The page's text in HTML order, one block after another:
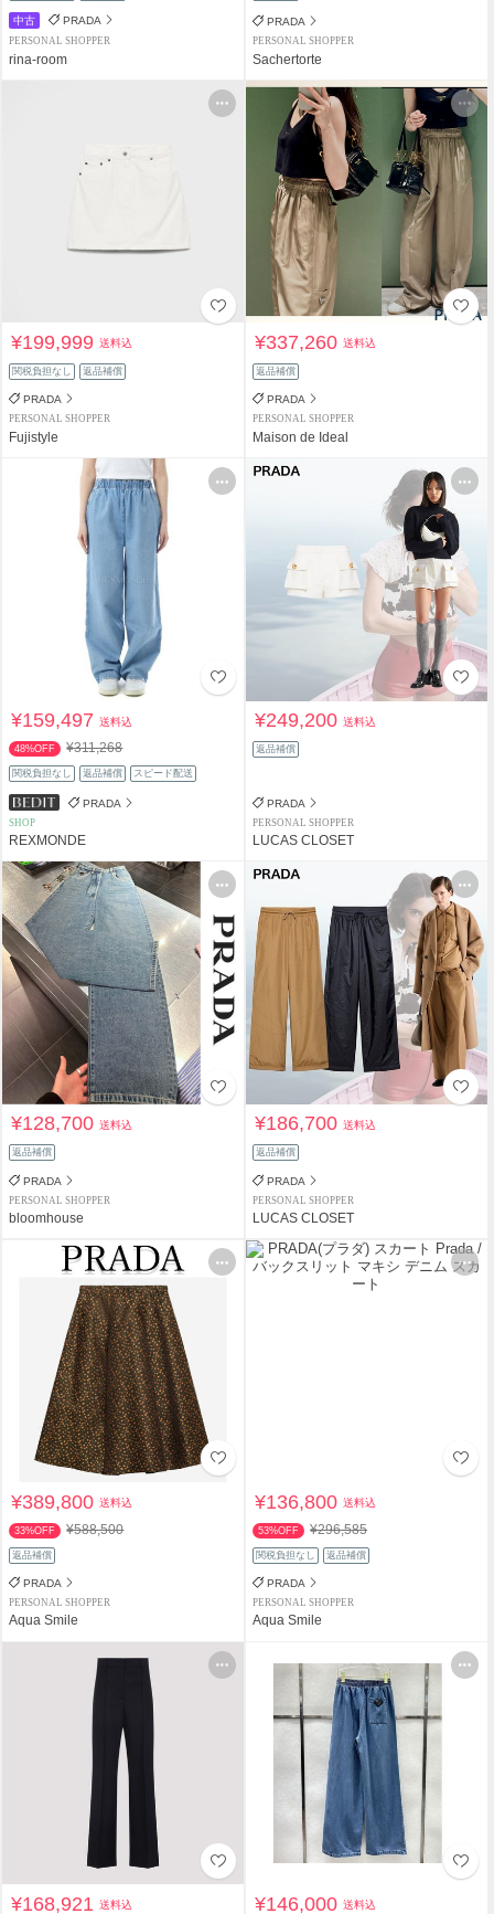
中古 PRADA
PERSONAL SHOPPER
rina-room
PRADA
PERSONAL SHOPPER
Sachertorte
¥199,999送料込
関税負担なし 返品補償
PRADA
PERSONAL SHOPPER
Fujistyle
¥337,260送料込
返品補償
PRADA
PERSONAL SHOPPER
Maison de Ideal
¥159,497送料込
48%OFF ¥311,268
関税負担なし 返品補償 スピード配送
PRADA
SHOP
REXMONDE
¥249,200送料込
返品補償
PRADA
PERSONAL SHOPPER
LUCAS CLOSET
¥128,700送料込
返品補償
PRADA
PERSONAL SHOPPER
bloomhouse
¥186,700送料込
返品補償
PRADA
PERSONAL SHOPPER
LUCAS CLOSET
¥389,800送料込
33%OFF ¥588,500
返品補償
PRADA
PERSONAL SHOPPER
Aqua Smile
¥136,800送料込
53%OFF ¥296,585
関税負担なし 返品補償
PRADA
PERSONAL SHOPPER
Aqua Smile
¥168,921送料込 ¥146,000送料込